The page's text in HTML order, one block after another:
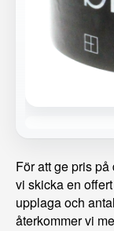
För att ge pris
vi skicka en
upplaga och
återkommer vi